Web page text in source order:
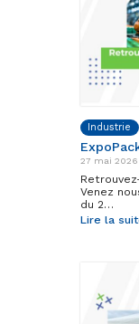
Industrie
27 mai 2026
Venez
du 2…
Lire la